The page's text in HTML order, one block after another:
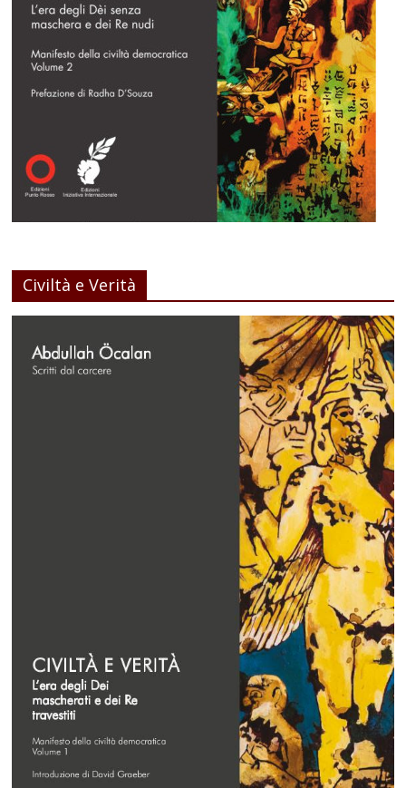
Civiltà e Verità